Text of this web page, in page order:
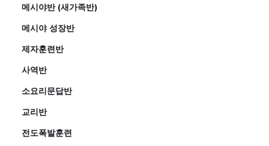
메시야반 (새가족반)
메시야 성장반
제자훈련반
사역반
소요리문답반
교리반
전도폭발훈련